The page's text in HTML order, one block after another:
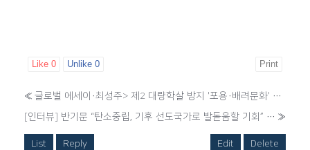
Like 0 Unlike 0 Print
«
글로벌 에세이·최성주> 제2 대량학살 방지 '포용·배려문화' 절실
[인터뷰] 반기문 “탄소중립, 기후 선도국가로 발돋움할 기회” - 보다 나은 인류의 미래를 위한 집념 »
List Reply Edit Delete